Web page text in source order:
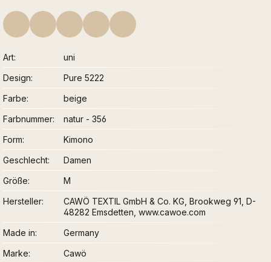
Art
uni
Design
Pure 5222
Farbe
beige
Farbnummer
natur - 356
Form
Kimono
Geschlecht
Damen
Größe
M
Hersteller
CAWÖ TEXTIL GmbH & Co. KG, Brookweg 91, D-
48282 Emsdetten, www.cawoe.com
Made in
Germany
Marke
Cawö